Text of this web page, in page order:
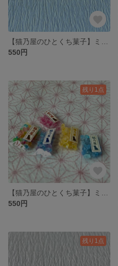
550円
残り1点
550円
残り1点